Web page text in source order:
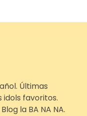
Últimas
idols favoritos.
la BA NA NA.